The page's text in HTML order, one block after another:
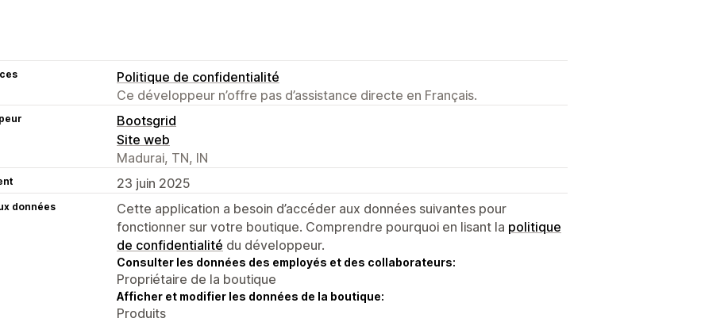
Politique de confidentialité
Ce développeur n’offre pas d’assistance directe en Français.
Bootsgrid
Site web
Madurai, TN, IN
23 juin 2025
données
Cette application a besoin d’accéder aux données suivantes pour
fonctionner sur votre boutique. Comprendre pourquoi en lisant la politique
de confidentialité du développeur.
Consulter les données des employés et des collaborateurs:
Propriétaire de la boutique
Afficher et modifier les données de la boutique:
Produits